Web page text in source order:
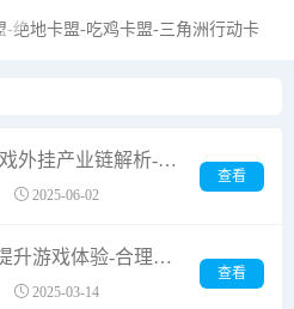
黑夜模式
吃鸡卡盟辅助,游戏外挂产业链解析-安全防护全攻略
2025-06-02
查看
吃鸡卡盟辅助，提升游戏体验-合理使用策略解析
2025-03-14
查看